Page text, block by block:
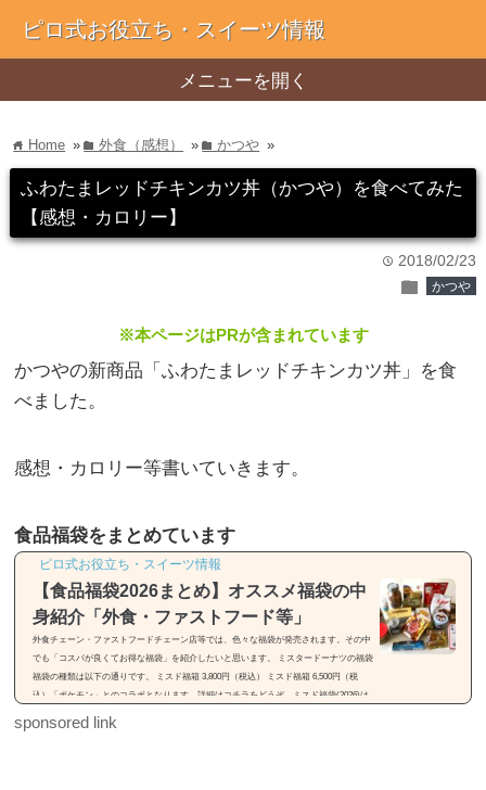
ピロ式お役立ち・スイーツ情報
メニューを開く
home Home » folder外食（感想） » folderかつや »
ふわたまレッドチキンカツ丼（かつや）を食べてみた
【感想・カロリー】
time 2018/02/23
folder かつや
※本ページはPRが含まれています
かつやの新商品「ふわたまレッドチキンカツ丼」 を食
べました。
感想・カロリー等書いていきます。
食品福袋をまとめています
ピロ式お役立ち・スイーツ情報
【食品福袋2026まとめ】オススメ福袋の中
身紹介「外食・ファストフード等」
外食チェーン・ファストフードチェーン店等では、色々な福袋が発売されます。その中
でも「コスパが良くてお得な福袋」を紹介したいと思います。 ミスタードーナツの福袋
福袋の種類は以下の通りです。 ミスド福箱 3,800円（税込） ミスド福箱 6,500円（税
込）「ポケモン」とのコラボとなります。詳細はコチラをどうぞ。ミスド福袋(2026)は
sponsored link